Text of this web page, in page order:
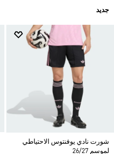
جديد
شورت نادي يوفنتوس الاحتياطي
لموسم 26/27